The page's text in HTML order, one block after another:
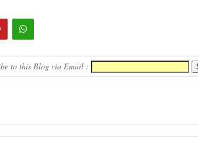
to this Blog via Email :